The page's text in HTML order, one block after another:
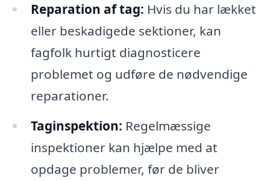
Reparation af tag: Hvis du har lækket
eller beskadigede sektioner, kan
fagfolk hurtigt diagnosticere
problemet og udføre de nødvendige
reparationer.
Taginspektion: Regelmæssige
inspektioner kan hjælpe med at
opdage problemer, før de bliver